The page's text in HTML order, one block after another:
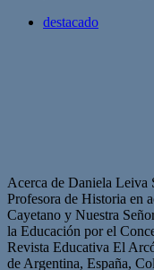
destacado
Acerca de Daniela Leiva
Profesora de Historia en
Cayetano y Nuestra
la Educación por el
Revista Educativa El
de Argentina, España,